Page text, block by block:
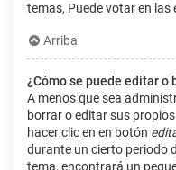
temas, Puede votar en las
Arriba
¿Cómo se puede editar o
A menos que sea
borrar o editar sus
hacer clic en en botón
durante un cierto periodo
tema, encontrará un